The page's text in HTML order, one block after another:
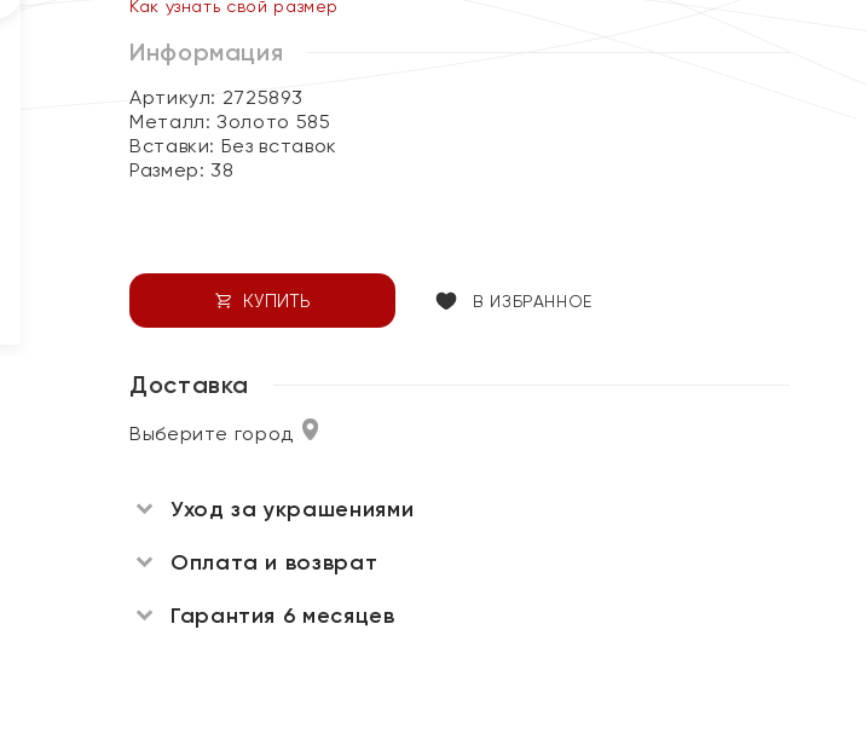
Как узнать свой размер
Информация
Артикул: 2725893
Металл:Золото 585
Вставки: Без вставок
Размер: 38
КУПИТЬ В ИЗБРАННОЕ
Доставка
Выберите город
Уход за украшениями
Оплата и возврат
Гарантия 6 месяцев